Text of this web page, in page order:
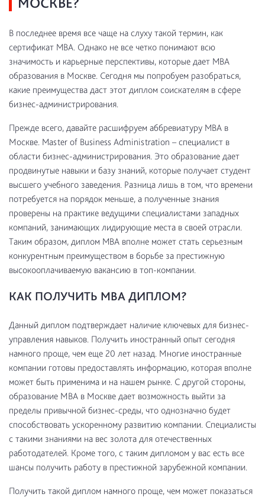
В последнее время все чаще на слуху такой термин, как
сертификат MBA. Однако не все четко понимают всю
значимость и карьерные перспективы, которые дает MBA
образования в Москве. Сегодня мы попробуем разобраться,
какие преимущества даст этот диплом соискателям в сфере
бизнес-администрирования.
Прежде всего, давайте расшифруем аббревиатуру MBA в
Москве. Master of Business Administration – специалист в
области бизнес-администрирования. Это образование дает
продвинутые навыки и базу знаний, которые получает студент
высшего учебного заведения. Разница лишь в том, что времени
потребуется на порядок меньше, а полученные знания
проверены на практике ведущими специалистами западных
компаний, занимающих лидирующие места в своей отрасли.
Таким образом, диплом MBA вполне может стать серьезным
конкурентным преимуществом в борьбе за престижную
высокооплачиваемую вакансию в топ-компании.
КАК ПОЛУЧИТЬ MBA ДИПЛОМ?
Данный диплом подтверждает наличие ключевых для бизнес-
управления навыков. Получить иностранный опыт сегодня
намного проще, чем еще 20 лет назад. Многие иностранные
компании готовы предоставлять информацию, которая вполне
может быть применима и на нашем рынке. С другой стороны,
образование МВА в Москве дает возможность выйти за
пределы привычной бизнес-среды, что однозначно будет
способствовать ускоренному развитию компании. Специалисты
с такими знаниями на вес золота для отечественных
работодателей. Кроме того, с таким дипломом у вас есть все
шансы получить работу в престижной зарубежной компании.
Получить такой диплом намного проще, чем может показаться